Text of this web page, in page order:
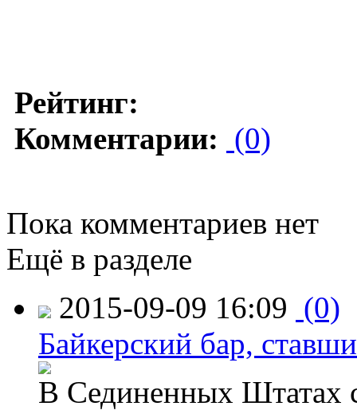
Рейтинг:
Комментарии: (0)
Пока комментариев нет
Ещё в разделе
2015-09-09 16:09 (0)
Байкерский бар,
В Сединенных Штатах